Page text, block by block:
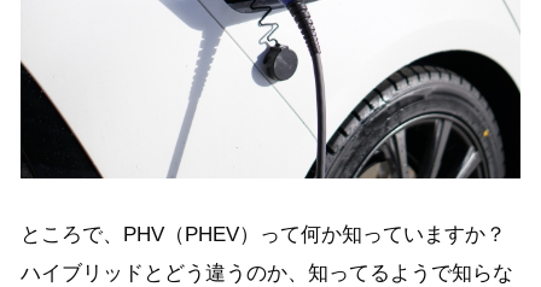
ところで、PHV（PHEV）って何か知っていますか？
ハイブリッドとどう違うのか、知ってるようで知らな